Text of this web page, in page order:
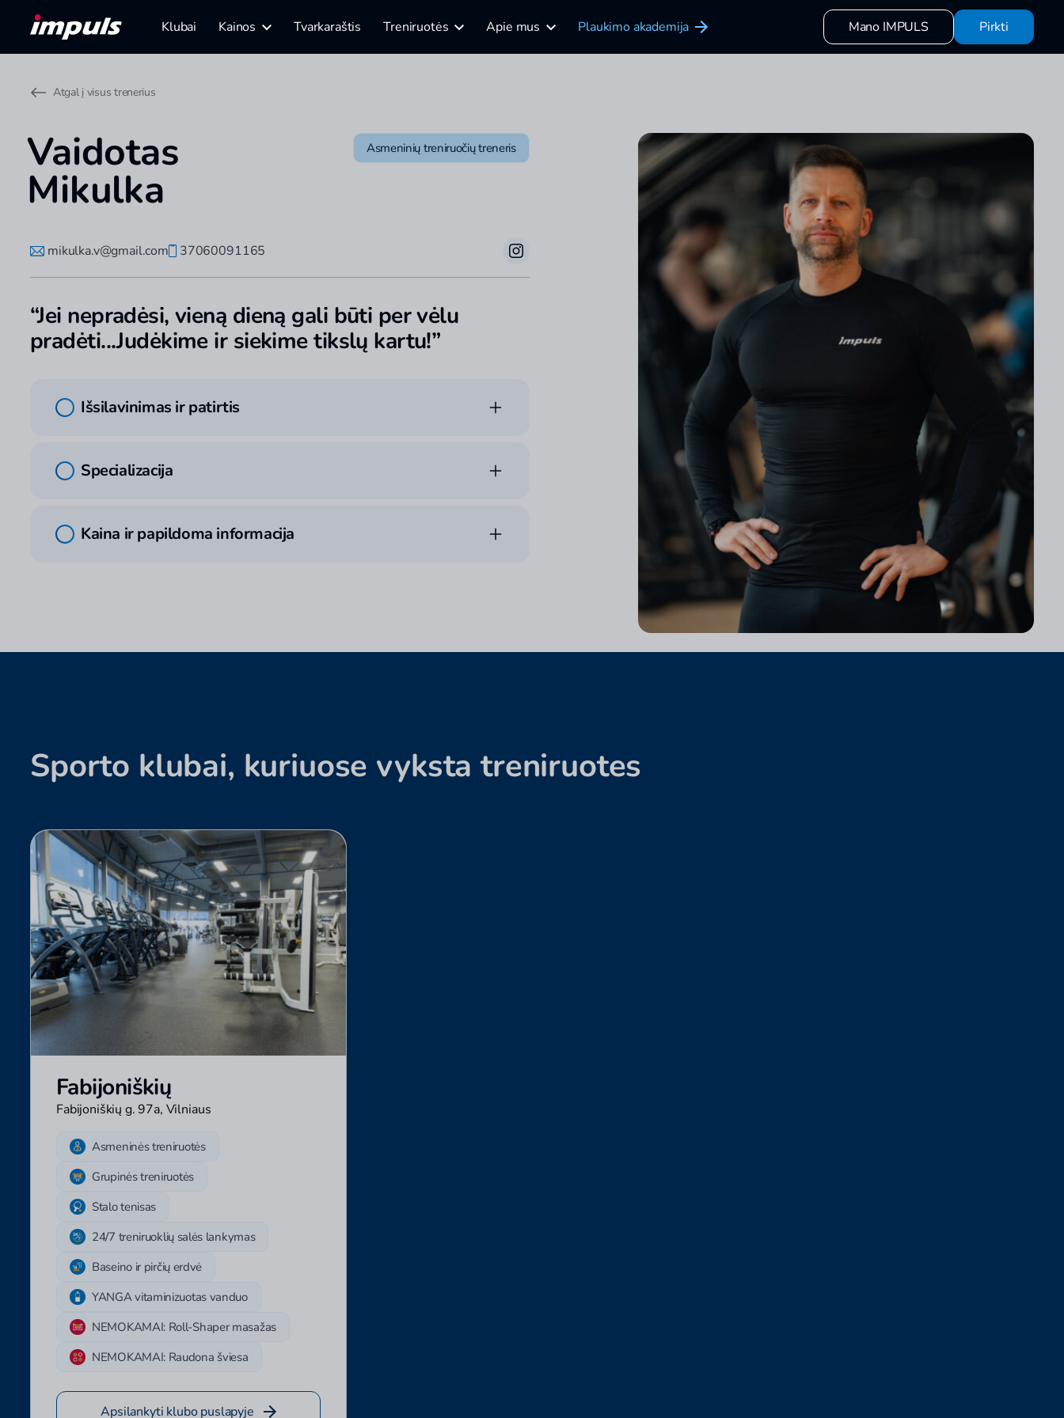
Klubai Kainos Tvarkaraštis Treniruotės Apie mus Plaukimo akademija Mano IMPULS Pirkti
Atgal į visus trenerius
Vaidotas
Mikulka
Asmeninių treniruočių treneris
mikulka.v@gmail.com 37060091165
“Jei nepradėsi, vieną dieną gali būti per vėlu
pradėti...Judėkime ir siekime tikslų kartu!”
Išsilavinimas ir patirtis
pagal LEU ir KKSD sudarytą licencijavimo programą.
Darbo patirtis nuo 2013 m.
Specializacija
laikysenos korekcija, sporto programos sudarymas, mitybos rekomendacija.
Kaina ir papildoma informacija
Sporto klubai, kuriuose vyksta treniruotes
Fabijoniškių
Fabijoniškių g. 97a, Vilniaus
Asmeninės treniruotės
Grupinės treniruotės
Stalo tenisas
24/7 treniruoklių salės lankymas
Baseino ir pirčių erdvė
YANGA vitaminizuotas vanduo
NEMOKAMAI: Roll-Shaper masažas
NEMOKAMAI: Raudona šviesa
Apsilankyti klubo puslapyje